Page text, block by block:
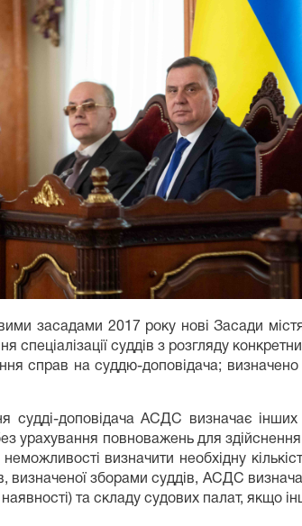
засадами 2017 року нові Засади
спеціалізації суддів з розгляду
справ на суддю-доповідача;
доповідача АСДС визначає інших
урахування повноважень для
визначити необхідну
визначеної зборами суддів, АСДС
наявності) та складу судових палат, якщо